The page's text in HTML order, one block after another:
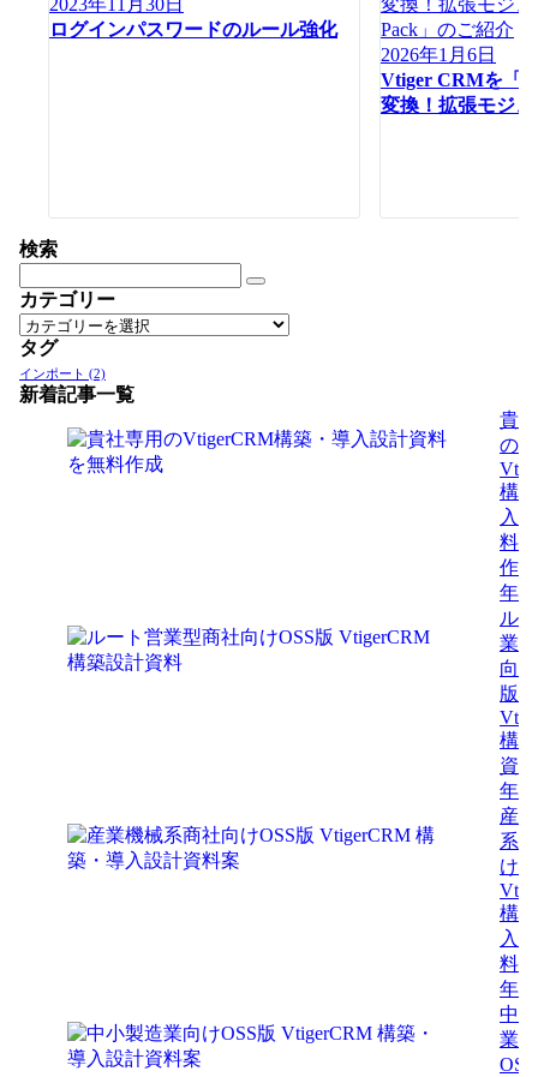
2023年11月30日
ログインパスワードのルール強化
2026年1月6日
Vtiger CRMを「
変換！拡張モジ
検索
カテゴリー
カ
テ
ゴ
リ
タグ
インポート (2)
新着記事一覧
貴
の
構
入
料
作
年8
ル
業
向
版
構
資
年7
産
系
け
構
入
料
年7
中
業